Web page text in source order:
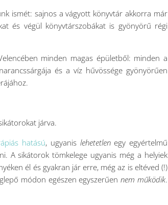
ismét: sajnos a vágyott könyvtár akkorra már
és végül könyvtárszobákat is gyönyörű régi
minden magas épületből: minden a
és a víz hűvössége gyönyörűen
járva.
hatású, ugyanis lehetetlenegy egyértelmű
A sikátorok tömkelege ugyanis még a helyiek
él és gyakran jár erre, még az is eltéved (!)
módon egészen egyszerűennem működik.